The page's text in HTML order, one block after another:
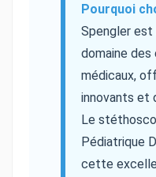
Pourquoi
Spengler est
domaine des
médicaux,
innovants et
Le
Pédiatrique
cette